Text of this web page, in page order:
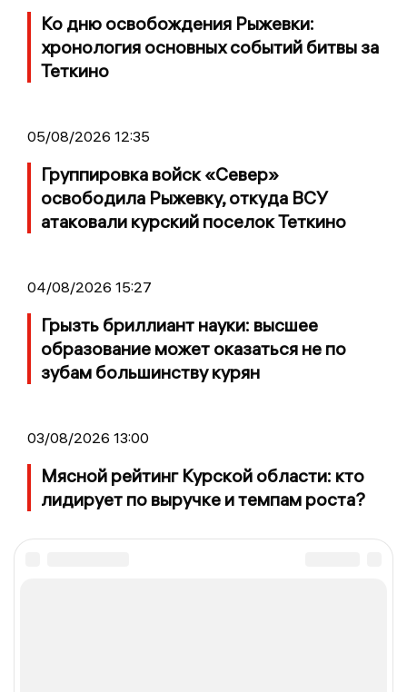
Ко дню освобождения Рыжевки:
хронология основных событий битвы за
Теткино
05/08/2026 12:35
Группировка войск «Север»
освободила Рыжевку, откуда ВСУ
атаковали курский поселок Теткино
04/08/2026 15:27
Грызть бриллиант науки: высшее
образование может оказаться не по
зубам большинству курян
03/08/2026 13:00
Мясной рейтинг Курской области: кто
лидирует по выручке и темпам роста?